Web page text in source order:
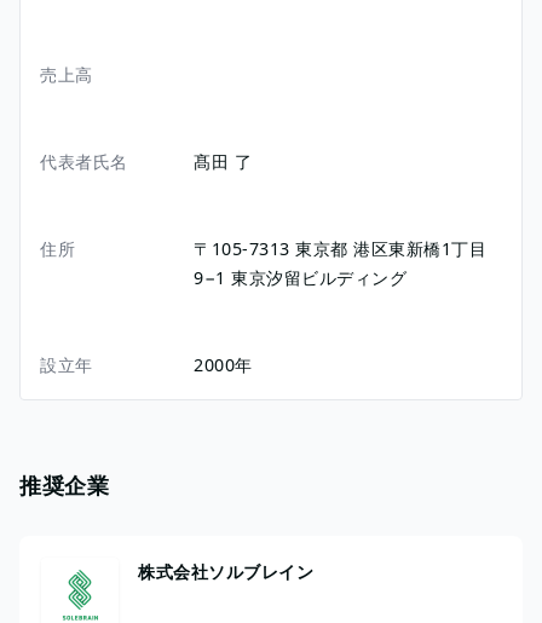
売上高
代表者氏名 髙田 了
住所 〒105-7313東京都港区東新橋1丁目
9−1東京汐留ビルディング
設立年 2000年
推奨企業
株式会社ソルブレイン